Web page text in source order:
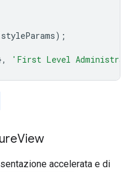
styleParams);
'First Level
accelerata e di